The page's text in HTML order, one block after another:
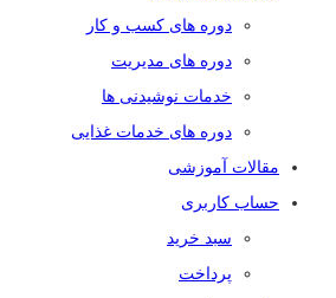
دوره های کسب و کار
دوره های مدیریت
خدمات نوشیدنی ها
دوره های خدمات غذایی
مقالات آموزشی
حساب کاربری
سبد خرید
پرداخت